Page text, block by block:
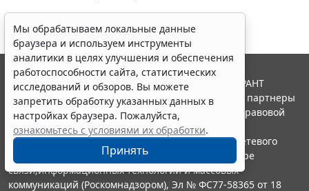
Мы обрабатываем локальные данные
браузера и используем инструменты
аналитики в целях улучшения и обеспечения
работоспособности сайта, статистических
исследований и обзоров. Вы можете
запретить обработку указанных данных в
настройках браузера. Пожалуйста,
ознакомьтесь с условиями их обработки.
Принять
© ООО "НПП "ГАРАНТ-СЕРВИС", 2026. Система ГАРАНТ
выпускается с 1990 года. Компания "Гарант" и ее партнеры
являются участниками Российской ассоциации правовой
информации ГАРАНТ.
Портал ГАРАНТ.РУ зарегистрирован в качестве сетевого
издания Федеральной службой по надзору в сфере
связи,информационных технологий и массовых
коммуникаций (Роскомнадзором), Эл № ФС77-58365 от 18